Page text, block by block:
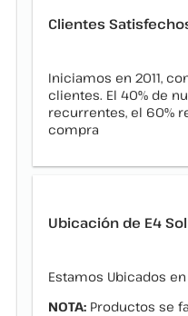
Clientes
Iniciamos en 2011,
clientes. El 40% de
recurrentes, el 60%
compra
Ubicación de E4
Estamos Ubicados en
NOTA: Productos se